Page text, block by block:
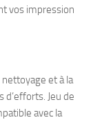
vos impression
et à la
d’efforts. Jeu de
avec la